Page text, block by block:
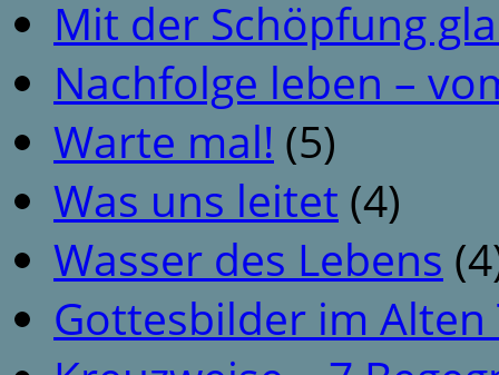
Mit der Schöpfung
Nachfolge leben –
Warte mal! (5)
Was uns leitet (4)
Wasser des Lebens
Gottesbilder im